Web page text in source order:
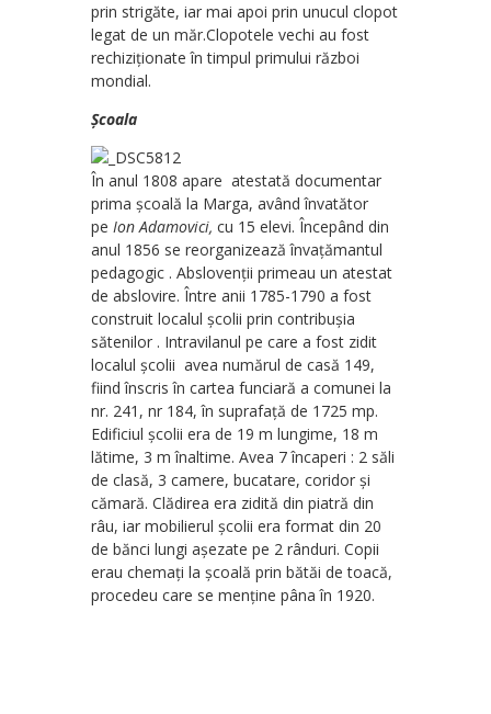
prin strigăte, iar mai apoi prin unucul clopot
legat de un măr.Clopotele vechi au fost
rechiziționate în timpul primului război
mondial.
Școala
În anul 1808 apare atestată documentar
prima școală la Marga, având învatător
pe Ion Adamovici, cu 15 elevi. Începând din
anul 1856 se reorganizează învațămantul
pedagogic . Abslovenții primeau un atestat
de abslovire. Între anii 1785-1790 a fost
construit localul școlii prin contribușia
sătenilor . Intravilanul pe care a fost zidit
localul școlii avea numărul de casă 149,
fiind înscris în cartea funciară a comunei la
nr. 241, nr 184, în suprafață de 1725 mp.
Edificiul școlii era de 19 m lungime, 18 m
lătime, 3 m înaltime. Avea 7 încaperi : 2 săli
de clasă, 3 camere, bucatare, coridor și
cămară. Clădirea era zidită din piatră din
râu, iar mobilierul școlii era format din 20
de bănci lungi așezate pe 2 rânduri. Copii
erau chemați la școală prin bătăi de toacă,
procedeu care se menține pâna în 1920.